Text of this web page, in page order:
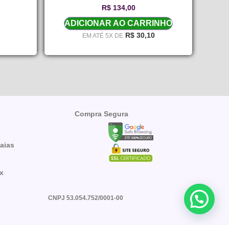
R$134,00
ADICIONAR AO CARRINHO
EM ATÉ 5X DE R$30,10
Compra Segura
CNPJ 53.054.752/0001-00